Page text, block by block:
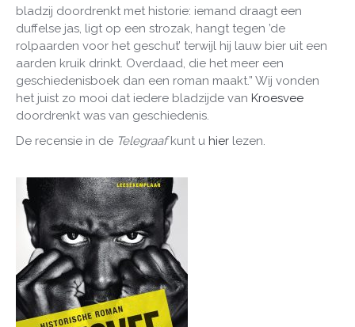
bladzij doordrenkt met historie: iemand draagt een
duffelse jas, ligt op een strozak, hangt tegen ’de
rolpaarden voor het geschut’ terwijl hij lauw bier uit een
aarden kruik drinkt. Overdaad, die het meer een
geschiedenisboek dan een roman maakt.” Wij vonden
het juist zo mooi dat iedere bladzijde van Kroesvee
doordrenkt was van geschiedenis.
De recensie in de Telegraafkunt u hier lezen.